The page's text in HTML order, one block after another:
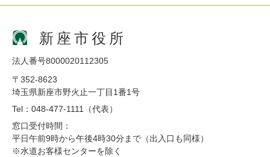
新座市役所
法人番号8000020112305
〒352-8623
埼玉県新座市野火止一丁目1番1号
Tel：048-477-1111（代表）
窓口受付時間：
平日午前9時から午後4時30分まで（出入口も同様）
※水道お客様センターを除く